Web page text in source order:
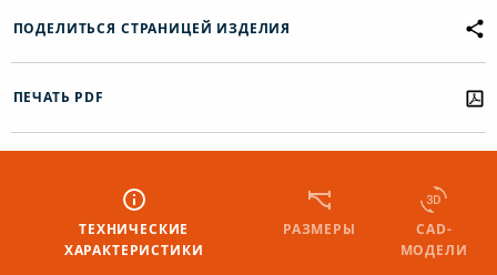
ПОДЕЛИТЬСЯ СТРАНИЦЕЙ ИЗДЕЛИЯ
ПЕЧАТЬ PDF
ТЕХНИЧЕСКИЕ
ХАРАКТЕРИСТИКИ
РАЗМЕРЫ
CAD-
МОДЕЛИ